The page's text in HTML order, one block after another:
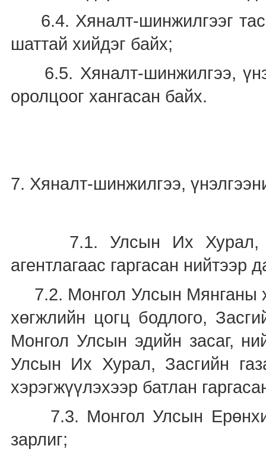
6.4. Хяналт-шинжилгээг
шаттай хийдэг байх;
6.5. Хяналт-шинжилгээ,
оролцоог хангасан байх.
7. Хяналт-шинжилгээ,
7.1. Улсын Их Хурал,
агентлагаас гаргасан нийтээр
7.2. Монгол Улсын Мянганы
хөгжлийн цогц бодлого,
Монгол Улсын эдийн засаг,
Улсын Их Хурал, Засгийн
хэрэгжүүлэхээр батлан
7.3. Монгол Улсын
зарлиг;